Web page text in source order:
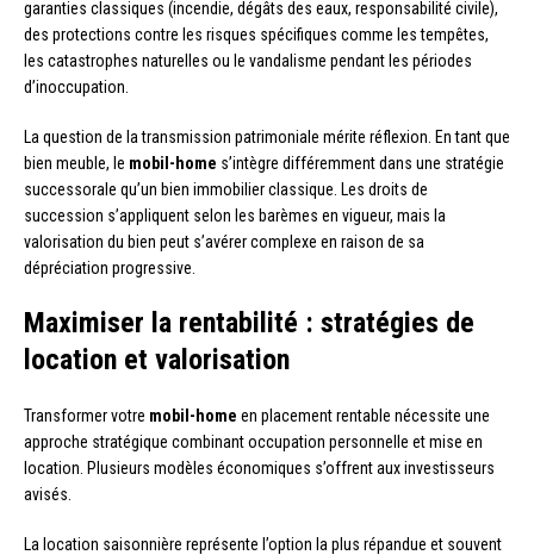
garanties classiques (incendie, dégâts des eaux, responsabilité civile),
des protections contre les risques spécifiques comme les tempêtes,
les catastrophes naturelles ou le vandalisme pendant les périodes
d’inoccupation.
La question de la transmission patrimoniale mérite réflexion. En tant que
bien meuble, le mobil-home s’intègre différemment dans une stratégie
successorale qu’un bien immobilier classique. Les droits de
succession s’appliquent selon les barèmes en vigueur, mais la
valorisation du bien peut s’avérer complexe en raison de sa
dépréciation progressive.
Maximiser la rentabilité : stratégies de
location et valorisation
Transformer votre mobil-home en placement rentable nécessite une
approche stratégique combinant occupation personnelle et mise en
location. Plusieurs modèles économiques s’offrent aux investisseurs
avisés.
La location saisonnière représente l’option la plus répandue et souvent